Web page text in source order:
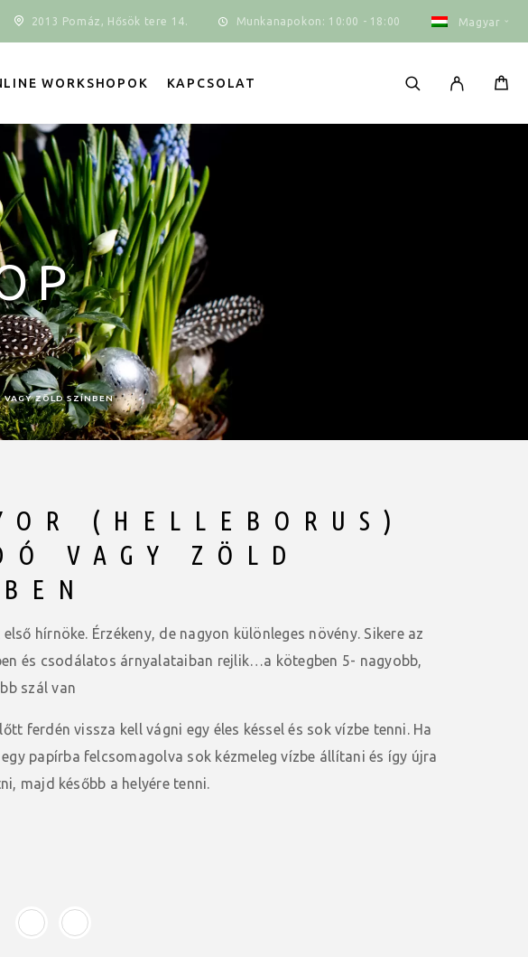
2013 Pomáz, Hősök tere 14. Munkanapokon: 10:00 - 18:00 Magyar
WORKSHOPOK KAPCSOLAT
VAGY ZÖLD SZÍNBEN
(HELLEBORUS)
VAGY ZÖLD
hírnöke. Érzékeny, de nagyon különleges növény. Sikere az
és csodálatos árnyalataiban rejlik…a kötegben 5- nagyobb,
szál van
ferdén vissza kell vágni egy éles késsel és sok vízbe tenni. Ha
papírba felcsomagolva sok kézmeleg vízbe állítani és így újra
majd később a helyére tenni.